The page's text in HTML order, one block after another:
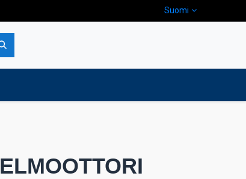
Suomi